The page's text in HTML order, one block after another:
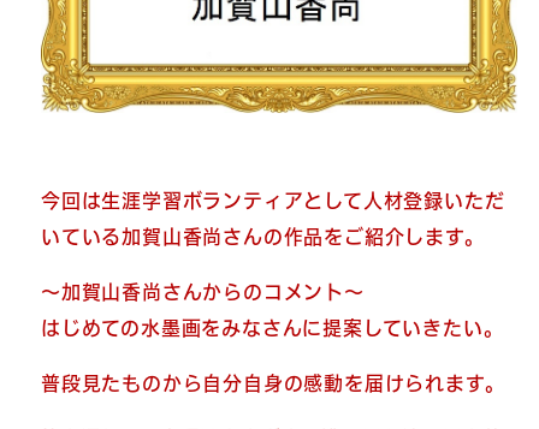
今回は生涯学習ボランティアとして人材登録いただ
いている加賀山香尚さんの作品をご紹介します。
～加賀山香尚さんからのコメント～
はじめての水墨画をみなさんに提案していきたい。
普段見たものから自分自身の感動を届けられます。